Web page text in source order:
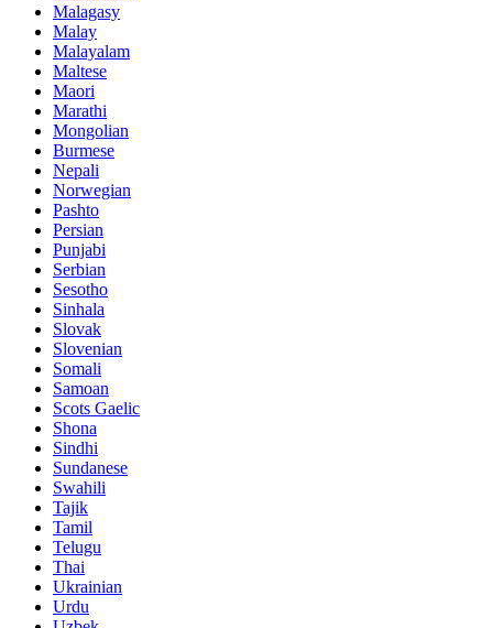
Malagasy
Malay
Malayalam
Maltese
Maori
Marathi
Mongolian
Burmese
Nepali
Norwegian
Pashto
Persian
Punjabi
Serbian
Sesotho
Sinhala
Slovak
Slovenian
Somali
Samoan
Scots Gaelic
Shona
Sindhi
Sundanese
Swahili
Tajik
Tamil
Telugu
Thai
Ukrainian
Urdu